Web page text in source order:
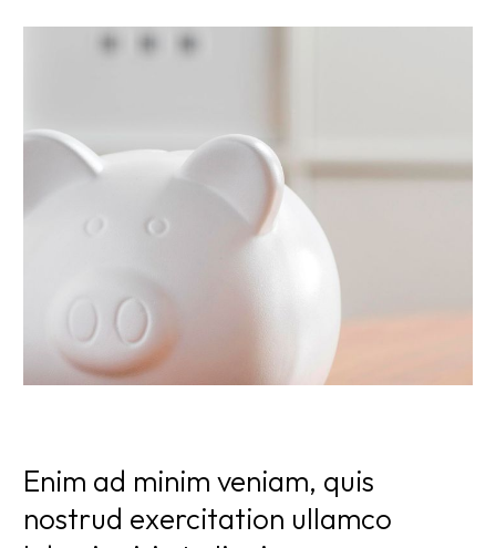
Enim ad minim veniam, quis
nostrud exercitation ullamco